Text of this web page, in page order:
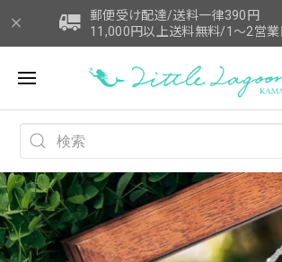
郵便受け配達/送料一律390円
11,000円以上送料無料/1～2営